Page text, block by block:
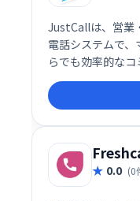
JustCallは、営業
電話システムで
らでも効率的なコ
0.0 (0